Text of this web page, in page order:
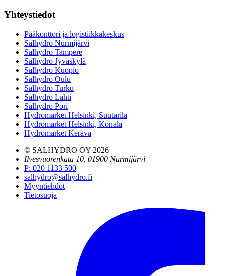
Yhteystiedot
Pääkonttori ja logistiikkakeskus
Salhydro Nurmijärvi
Salhydro Tampere
Salhydro Jyväskylä
Salhydro Kuopio
Salhydro Oulu
Salhydro Turku
Salhydro Lahti
Salhydro Pori
Hydromarket Helsinki, Suutarila
Hydromarket Helsinki, Konala
Hydromarket Kerava
© SALHYDRO OY 2026
Ilvesvuorenkatu 10, 01900 Nurmijärvi
P: 020 1133 500
salhydro@salhydro.fi
Myyntiehdot
Tietosuoja